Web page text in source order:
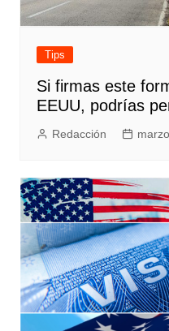
Tips
Si firmas este
EEUU, podrías
Redacción